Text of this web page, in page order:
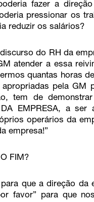
fazer a
pressionar os
reduzir os salários?
do RH da
atender a essa
quantas horas
pela GM
tem de
DA EMPRESA, a
operários da
empresa!”
FIM?
que a direção da
favor” para que